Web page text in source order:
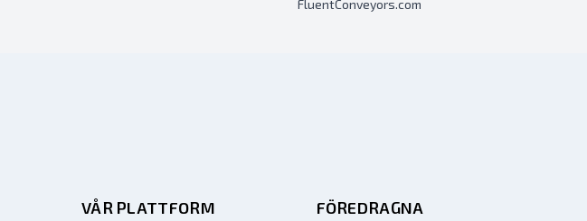
FluentConveyors.com
VÅR PLATTFORM
FÖREDRAGNA